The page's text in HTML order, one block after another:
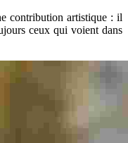
contribution artistique : il
ceux qui voient dans